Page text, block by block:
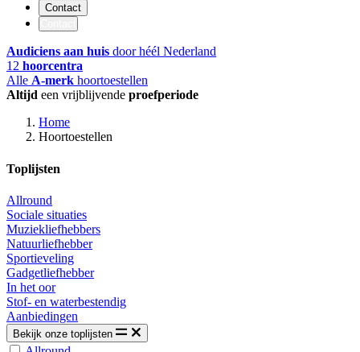
Contact
Audiciens aan huis door héél Nederland
12 hoorcentra
Alle A-merk hoortoestellen
Altijd een vrijblijvende proefperiode
Home
Hoortoestellen
Toplijsten
Allround
Sociale situaties
Muziekliefhebbers
Natuurliefhebber
Sportieveling
Gadgetliefhebber
In het oor
Stof- en waterbestendig
Aanbiedingen
Bekijk onze toplijsten